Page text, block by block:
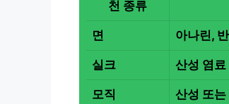
천 종류
면 아나린,
실크 산성 염료
모직 산성 또는